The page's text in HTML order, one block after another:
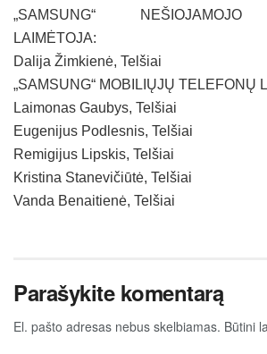
„SAMSUNG“ NEŠIOJAMOJO
LAIMĖTOJA:
Dalija Žimkienė, Telšiai
„SAMSUNG“ MOBILIŲJŲ TELEFONŲ
Laimonas Gaubys, Telšiai
Eugenijus Podlesnis, Telšiai
Remigijus Lipskis, Telšiai
Kristina Stanevičiūtė, Telšiai
Vanda Benaitienė, Telšiai
Parašykite komentarą
El. pašto adresas nebus skelbiamas. Būtini